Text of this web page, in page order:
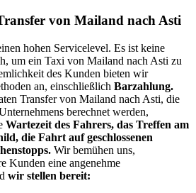
von Mailand nach Asti
hohen Servicelevel. Es ist keine
um ein Taxi von Mailand nach Asti zu
des Kunden bieten wir
an, einschließlich Barzahlung.
Transfer von Mailand nach Asti, die
berechnet werden,
Wartezeit des Fahrers, das Treffen am
die Fahrt auf geschlossenen
Wir bemühen uns,
Kunden eine angenehme
wir stellen bereit: